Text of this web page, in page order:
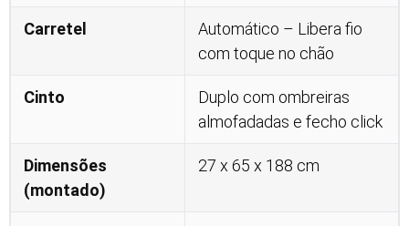
Carretel
Automático – Libera fio
com toque no chão
Cinto
Duplo com ombreiras
almofadadas e fecho click
Dimensões
(montado)
27 x 65 x 188 cm